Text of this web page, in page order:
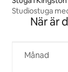
Studiostuga
När är
Månad